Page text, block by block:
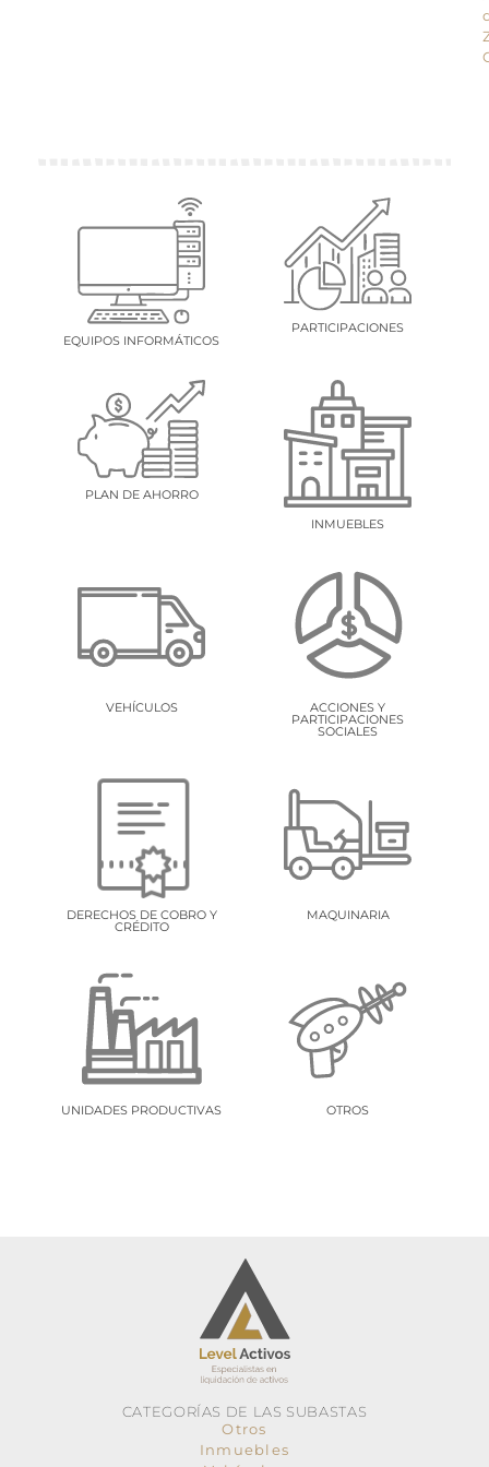
EQUIPOS INFORMÁTICOS
PARTICIPACIONES
PLAN DE AHORRO
INMUEBLES
VEHÍCULOS ACCIONES Y
PARTICIPACIONES
SOCIALES
DERECHOS DE COBRO Y
CRÉDITO
MAQUINARIA
UNIDADES PRODUCTIVAS OTROS
CATEGORÍAS DE LAS SUBASTAS
Otros
Inmuebles